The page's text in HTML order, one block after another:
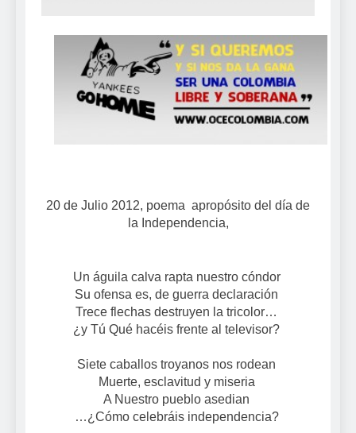
20 de Julio 2012, poema apropósito del día de
la Independencia,
Un águila calva rapta nuestro cóndor
Su ofensa es, de guerra declaración
Trece flechas destruyen la tricolor…
¿y Tú Qué hacéis frente al televisor?
Siete caballos troyanos nos rodean
Muerte, esclavitud y miseria
A Nuestro pueblo asedian
…¿Cómo celebráis independencia?